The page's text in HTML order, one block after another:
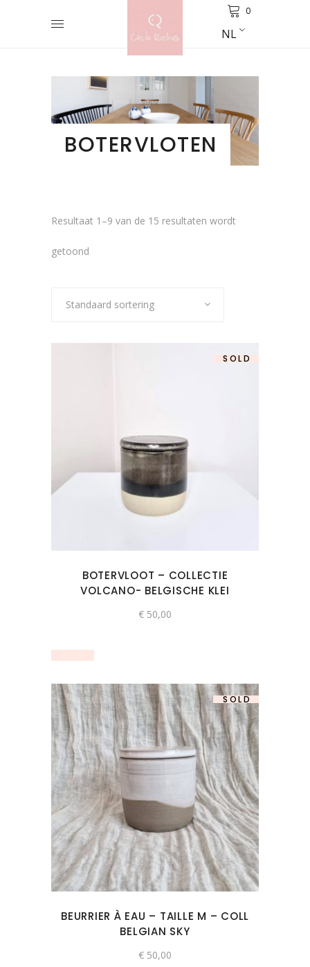
0
NL
BOTERVLOTEN
Resultaat 1–9 van de 15 resultaten wordt
getoond
Standaard sortering
SOLD
BOTERVLOOT – COLLECTIE
VOLCANO- BELGISCHE KLEI
€ 50,00
SOLD
BEURRIER À EAU – TAILLE M – COLL
BELGIAN SKY
€ 50,00